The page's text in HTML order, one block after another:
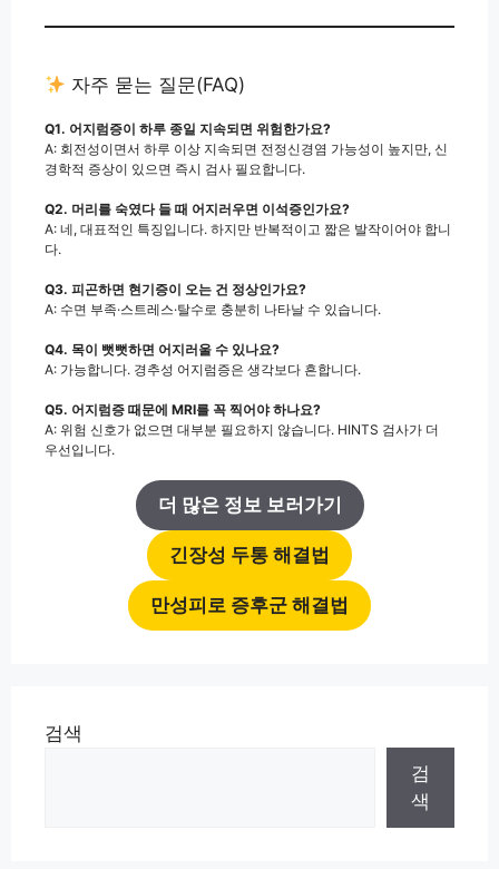
자주 묻는 질문(FAQ)
Q1. 어지럼증이 하루 종일 지속되면 위험한가요?
A: 회전성이면서 하루 이상 지속되면 전정신경염 가능성이 높지만, 신
경학적 증상이 있으면 즉시 검사 필요합니다.
Q2. 머리를 숙였다 들 때 어지러우면 이석증인가요?
A: 네, 대표적인 특징입니다. 하지만 반복적이고 짧은 발작이어야 합니
다.
Q3. 피곤하면 현기증이 오는 건 정상인가요?
A: 수면 부족·스트레스·탈수로 충분히 나타날 수 있습니다.
Q4. 목이 뻣뻣하면 어지러울 수 있나요?
A: 가능합니다. 경추성 어지럼증은 생각보다 흔합니다.
Q5. 어지럼증 때문에 MRI를 꼭 찍어야 하나요?
A: 위험 신호가 없으면 대부분 필요하지 않습니다. HINTS 검사가 더
우선입니다.
더 많은 정보 보러가기
긴장성 두통 해결법
만성피로 증후군 해결법
검색
검
색